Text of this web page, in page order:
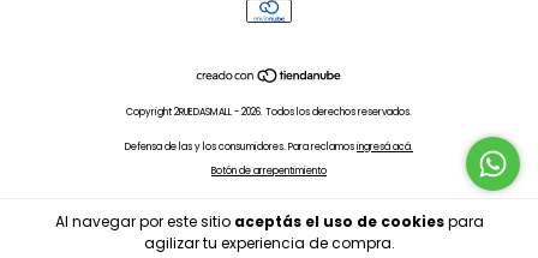
Al navegar por este sitio aceptás el uso de cookiespara
agilizar tu experiencia de compra.
Copyright 2RUEDASMALL - 2026. Todos los derechos reservados.
Defensa de las y los consumidores. Para reclamosingresá acá.
Botón de arrepentimiento